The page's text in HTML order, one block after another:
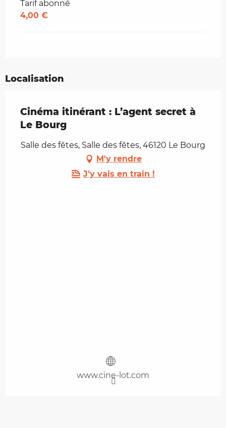
Tarif abonné
4,00 €
Localisation
Cinéma itinérant : L’agent secret à
Le Bourg
Salle des fêtes, Salle des fêtes, 46120 Le Bourg
M'y rendre
J'y vais en train !
www.cine-lot.com